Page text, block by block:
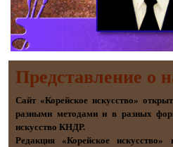
Представление о
Сайт «Корейское искусство»
разными методами и в разных
искусство КНДР.
Редакция «Корейское искусство»